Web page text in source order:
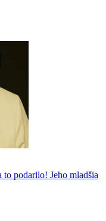
podarilo! Jeho mladšia